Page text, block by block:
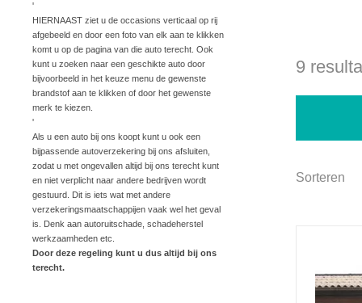
'
HIERNAAST ziet u de occasions verticaal op rij
afgebeeld en door een foto van elk aan te klikken
komt u op de pagina van die auto terecht. Ook
kunt u zoeken naar een geschikte auto door
bijvoorbeeld in het keuze menu de gewenste
brandstof aan te klikken of door het gewenste
merk te kiezen.
'
Als u een auto bij ons koopt kunt u ook een
bijpassende autoverzekering bij ons afsluiten,
zodat u met ongevallen altijd bij ons terecht kunt
en niet verplicht naar andere bedrijven wordt
gestuurd. Dit is iets wat met andere
verzekeringsmaatschappijen vaak wel het geval
is. Denk aan autoruitschade, schadeherstel
werkzaamheden etc.
Door deze regeling kunt u dus altijd bij ons
terecht.